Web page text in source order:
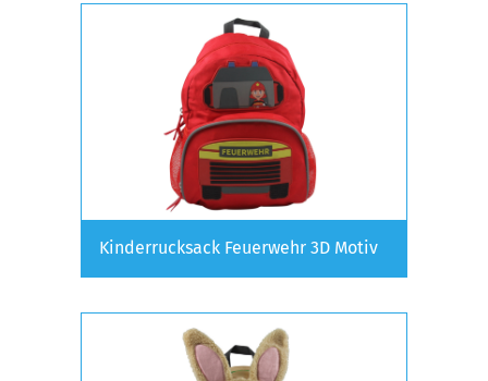
Kinderrucksack Feuerwehr 3D Motiv